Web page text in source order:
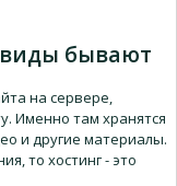
виды бывают
на сервере,
Именно там хранятся
и другие материалы.
то хостинг - это